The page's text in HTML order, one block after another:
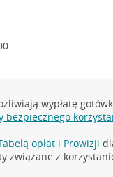
wypłatę
bezpiecznego
opłat i Prowizji
związane z